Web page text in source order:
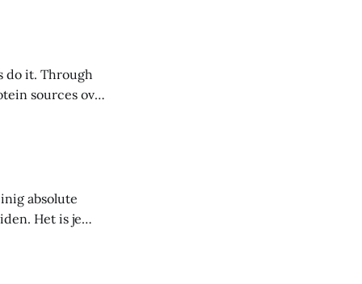
do it. Through
absolute
Het is je
jou. Het doel